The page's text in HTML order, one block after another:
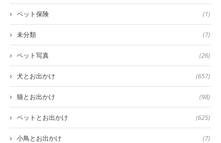
ペット保険 (1)
未分類 (7)
ペット写真 (26)
犬とお出かけ (657)
猫とお出かけ (98)
ペットとお出かけ (625)
小鳥とお出かけ (7)